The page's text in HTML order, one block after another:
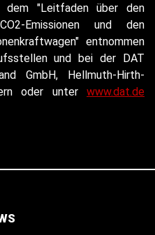
dem "Leitfaden über den
Emissionen und den
entnommen
und bei der DAT
GmbH, Hellmuth-Hirth-
oder unter www.dat.de